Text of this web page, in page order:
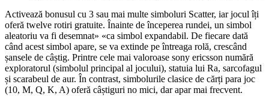
Activează bonusul cu 3 sau mai multe simboluri Scatter, iar jocul îți
oferă twelve rotiri gratuite. Înainte de începerea rundei, un simbol
aleatoriu va fi desemnat» «ca simbol expandabil. De fiecare dată
când acest simbol apare, se va extinde pe întreaga rolă, crescând
șansele de câștig. Printre cele mai valoroase sony ericsson numără
exploratorul (simbolul principal al jocului), statuia lui Ra, sarcofagul
și scarabeul de aur. În contrast, simbolurile clasice de cărți para joc
(10, M, Q, K, A) oferă câștiguri no mici, dar apar mai frecvent.